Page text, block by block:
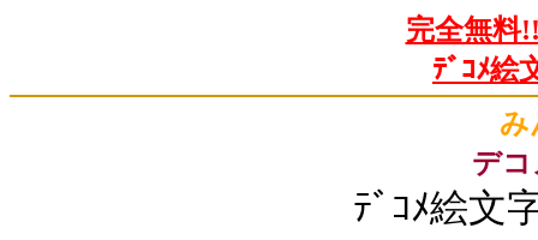
完全無料
ﾃﾞｺﾒ絵
み
デコ
ﾃﾞｺﾒ絵文